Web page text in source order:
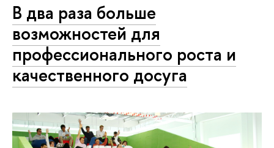
В два раза больше
возможностей для
профессионального роста и
качественного досуга